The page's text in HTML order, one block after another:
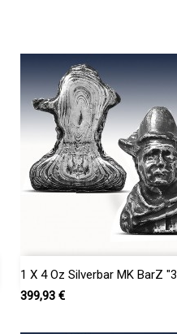
1 X 4 Oz Silverbar MK BarZ
Preis
399,93 €
Vorschau